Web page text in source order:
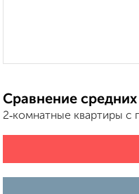
Сравнение средних
2‑комнатные квартиры